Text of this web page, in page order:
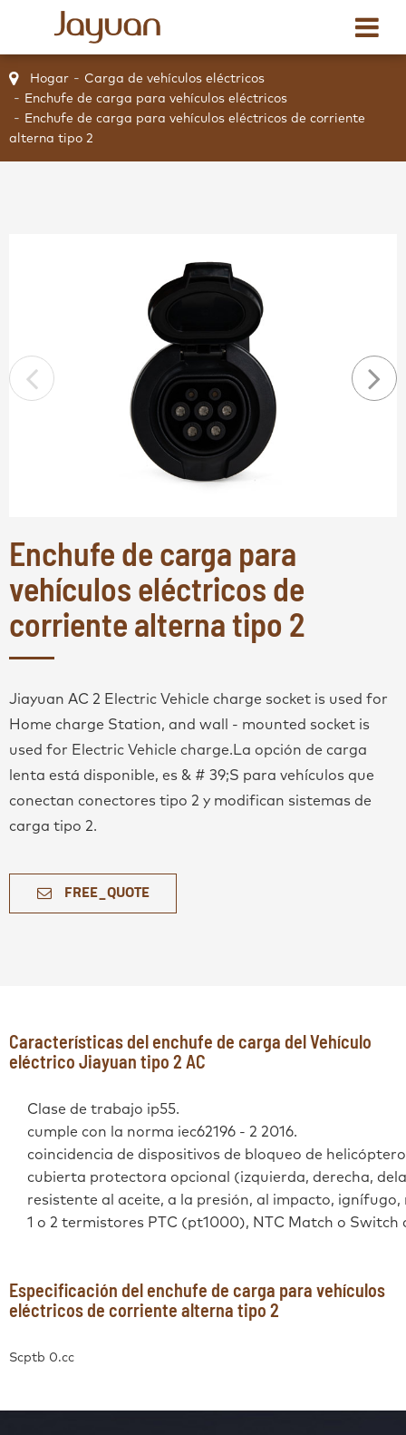
Hogar
Carga de vehículos eléctricos
Enchufe de carga para vehículos eléctricos
Enchufe de carga para vehículos eléctricos de corriente
alterna tipo 2
Enchufe de carga para
vehículos eléctricos de
corriente alterna tipo 2
Jiayuan AC 2 Electric Vehicle charge socket is used for
Home charge Station, and wall - mounted socket is
used for Electric Vehicle charge.La opción de carga
lenta está disponible, es & # 39;S para vehículos que
conectan conectores tipo 2 y modifican sistemas de
carga tipo 2.
FREE_QUOTE
Características del enchufe de carga del Vehículo
eléctrico Jiayuan tipo 2 AC
Clase de trabajo ip55.
cumple con la norma iec62196 - 2 2016.
coincidencia de dispositivos de bloqueo de
cubierta protectora opcional (izquierda, derecha,
resistente al aceite, a la presión, al impacto,
1 o 2 termistores PTC (pt1000), NTC Match o
Especificación del enchufe de carga para vehículos
eléctricos de corriente alterna tipo 2
Scptb 0.cc